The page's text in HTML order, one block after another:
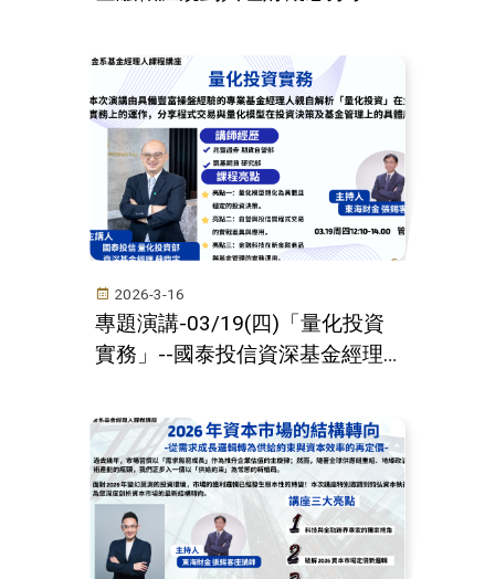
2026-3-16
專題演講-03/19(四)「量化投資
實務」--國泰投信資深基金經理